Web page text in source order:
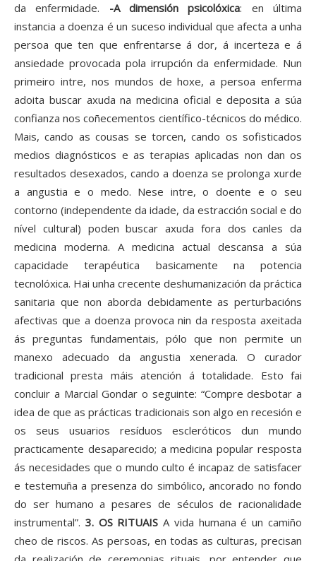
da enfermidade. -A dimensión psicolóxica: en última
instancia a doenza é un suceso individual que afecta a unha
persoa que ten que enfrentarse á dor, á incerteza e á
ansiedade provocada pola irrupción da enfermidade. Nun
primeiro intre, nos mundos de hoxe, a persoa enferma
adoita buscar axuda na medicina oficial e deposita a súa
confianza nos coñecementos científico-técnicos do médico.
Mais, cando as cousas se torcen, cando os sofisticados
medios diagnósticos e as terapias aplicadas non dan os
resultados desexados, cando a doenza se prolonga xurde
a angustia e o medo. Nese intre, o doente e o seu
contorno (independente da idade, da estracción social e do
nível cultural) poden buscar axuda fora dos canles da
medicina moderna. A medicina actual descansa a súa
capacidade terapéutica basicamente na potencia
tecnolóxica. Hai unha crecente deshumanización da práctica
sanitaria que non aborda debidamente as perturbacións
afectivas que a doenza provoca nin da resposta axeitada
ás preguntas fundamentais, pólo que non permite un
manexo adecuado da angustia xenerada. O curador
tradicional presta máis atención á totalidade. Esto fai
concluir a Marcial Gondar o seguinte: “Compre desbotar a
idea de que as prácticas tradicionais son algo en recesión e
os seus usuarios resíduos escleróticos dun mundo
practicamente desaparecido; a medicina popular resposta
ás necesidades que o mundo culto é incapaz de satisfacer
e testemuña a presenza do simbólico, ancorado no fondo
do ser humano a pesares de séculos de racionalidade
instrumental”. 3. OS RITUAIS A vida humana é un camiño
cheo de riscos. As persoas, en todas as culturas, precisan